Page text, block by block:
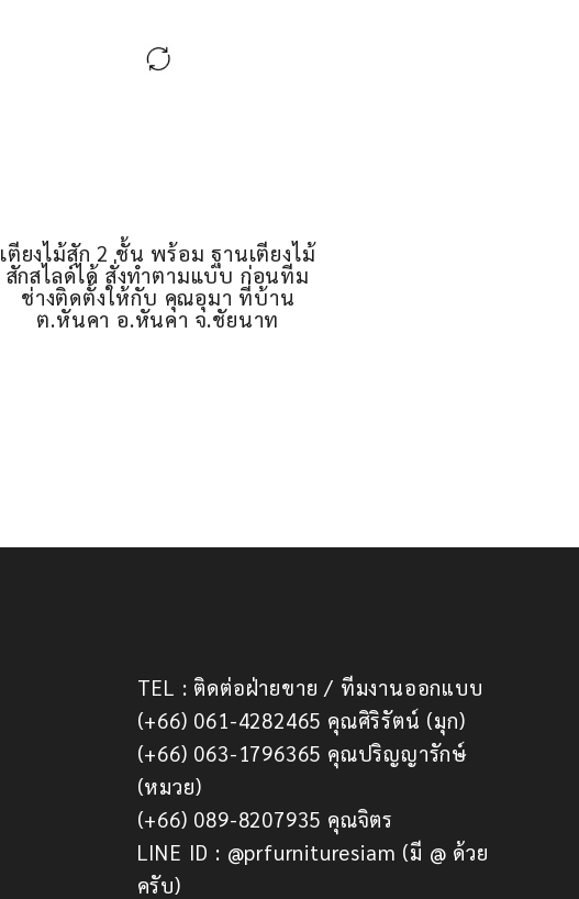
เตียงไม้สัก 2 ชั้น พร้อม ฐานเตียงไม้
สักสไลด์ได้ สั่งทำตามแบบ ก่อนทีม
ช่างติดตั้งให้กับ คุณอุมา ที่บ้าน
ต.หันคา อ.หันคา จ.ชัยนาท
TEL : ติดต่อฝ่ายขาย / ทีมงานออกแบบ
(+66) 061-4282465 คุณศิริรัตน์ (มุก)
(+66) 063-1796365 คุณปริญญารักษ์
(หมวย)
(+66) 089-8207935 คุณจิตร
LINE ID : @prfurnituresiam (มี @ ด้วย
ครับ)